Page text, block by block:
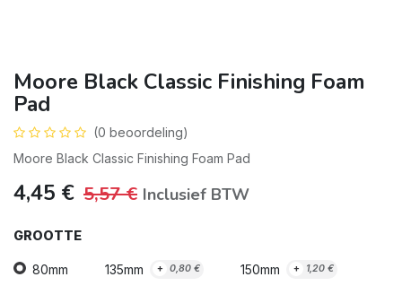
Moore Black Classic Finishing Foam
Pad
(0 beoordeling)
Moore Black Classic Finishing Foam Pad
4,45 € 5,57€ Inclusief BTW
GROOTTE
80mm 135mm + 0,80 € 150mm + 1,20 €